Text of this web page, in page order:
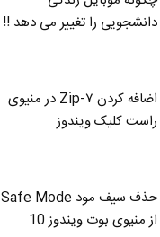
دانشجویی را تغییر می دهد !!
اضافه کردن ۷-Zip در منیوی
راست کلیک ویندوز
حذف سیف مود Safe Mode
از منیوی بوت ویندوز 10